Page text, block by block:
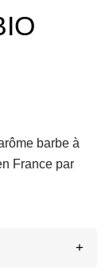
barbe à
France par
+